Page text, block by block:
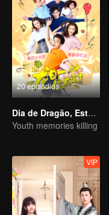
20 episódios
Dia de Dragão, Está Morto
Youth memories killing
VIP